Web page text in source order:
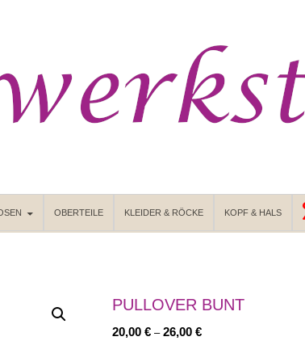
OBERTEILE KLEIDER & RÖCKE KOPF & HALS
PULLOVER BUNT
20,00 € – 26,00 €Preisspanne: